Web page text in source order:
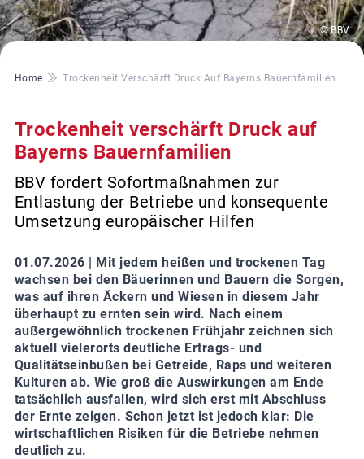
© BBV
Pfadnavigation
Home Trockenheit Verschärft Druck Auf Bayerns Bauernfamilien
Trockenheit verschärft Druck auf
Bayerns Bauernfamilien
BBV fordert Sofortmaßnahmen zur
Entlastung der Betriebe und konsequente
Umsetzung europäischer Hilfen
01.07.2026 | Mit jedem heißen und trockenen Tag
wachsen bei den Bäuerinnen und Bauern die Sorgen,
was auf ihren Äckern und Wiesen in diesem Jahr
überhaupt zu ernten sein wird. Nach einem
außergewöhnlich trockenen Frühjahr zeichnen sich
aktuell vielerorts deutliche Ertrags- und
Qualitätseinbußen bei Getreide, Raps und weiteren
Kulturen ab. Wie groß die Auswirkungen am Ende
tatsächlich ausfallen, wird sich erst mit Abschluss
der Ernte zeigen. Schon jetzt ist jedoch klar: Die
wirtschaftlichen Risiken für die Betriebe nehmen
deutlich zu.